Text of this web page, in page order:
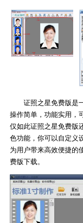
证照之星免费版是
操作简单，功能实用，
仅如此证照之星免费版
色功能，你可以自定义
为用户带来高效便捷的
费版下载。